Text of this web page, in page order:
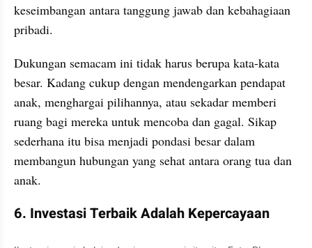
keseimbangan antara tanggung jawab dan kebahagiaan
pribadi.
Dukungan semacam ini tidak harus berupa kata-kata
besar. Kadang cukup dengan mendengarkan pendapat
anak, menghargai pilihannya, atau sekadar memberi
ruang bagi mereka untuk mencoba dan gagal. Sikap
sederhana itu bisa menjadi pondasi besar dalam
membangun hubungan yang sehat antara orang tua dan
anak.
6. Investasi Terbaik Adalah Kepercayaan